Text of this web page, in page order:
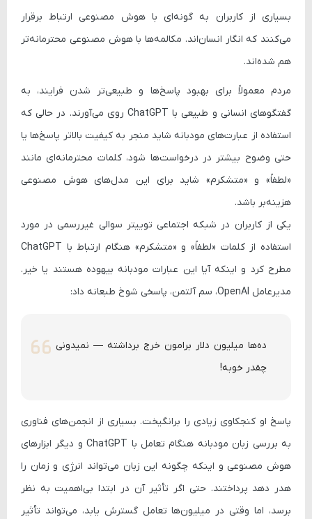
بسیاری از کاربران به گونه‌ای با هوش مصنوعی ارتباط برقرار
می‌کنند که انگار انسان‌اند. مکالمه‌ها با هوش مصنوعی محترمانه‌تر
هم شده‌اند.
مردم معمولاً برای بهبود پاسخ‌ها و طبیعی‌تر شدن فرایند، به
گفتگوهای انسانی و طبیعی با ChatGPT روی می‌آورند. در حالی که
استفاده از عبارت‌های مودبانه شاید منجر به کیفیت بالاتر پاسخ‌ها یا
حتی وضوح بیشتر در درخواست‌ها شود، کلمات محترمانه‌ای مانند
«لطفاً» و «متشکرم» شاید برای این مدل‌های هوش مصنوعی
هزینه‌بر باشد.
یکی از کاربران در شبکه اجتماعی توییتر سوالی غیررسمی در مورد
استفاده از کلمات «لطفاً» و «متشکرم» هنگام ارتباط با ChatGPT
مطرح کرد و اینکه آیا این عبارات مودبانه بیهوده هستند یا خیر.
مدیرعامل OpenAI، سم آلتمن، پاسخی شوخ طبعانه داد:
ده‌ها میلیون دلار برامون خرج برداشته — نمیدونی
چقدر خوبه!
پاسخ او کنجکاوی زیادی را برانگیخت. بسیاری از انجمن‌های فناوری
به بررسی زبان مودبانه هنگام تعامل با ChatGPT و دیگر ابزارهای
هوش مصنوعی و اینکه چگونه این زبان می‌تواند انرژی و زمان را
هدر دهد پرداختند. حتی اگر تأثیر آن در ابتدا بی‌اهمیت به نظر
برسد، اما وقتی در میلیون‌ها تعامل گسترش یابد، می‌تواند تأثیر